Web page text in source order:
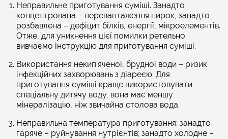
Неправильне приготування суміші. Занадто
концентрована – перевантаження нирок, занадто
розбавлена – дефіцит білків, енергії, мікроелементів.
Отже, для уникнення цієї помилки ретельно
вивчаємо інструкцію для приготування суміші.
Використання некип’яченої, брудної води – ризик
інфекційних захворювань з діареєю. Для
приготування суміші краще використовувати
спеціальну дитячу воду, вона має меншу
мінералізацію, ніж звичайна столова вода.
Неправильна температура приготування: занадто
гаряче – руйнування нутрієнтів; занадто холодне –